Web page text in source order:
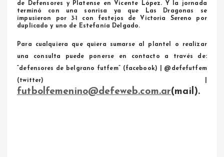
de Defensores y Platense en Vicente López. Y la jornada
terminó con una sonrisa ya que Las Dragonas se
impusieron por 3-1 con festejos de Victoria Sereno por
duplicado y uno de Estefanía Delgado.
Para cualquiera que quiera sumarse al plantel o realizar
una consulta puede ponerse en contacto a través de:
“defensores de belgrano futfem” (facebook) | @defefutfem
(twitter) |
futbolfemenino@defeweb.com.ar(mail).